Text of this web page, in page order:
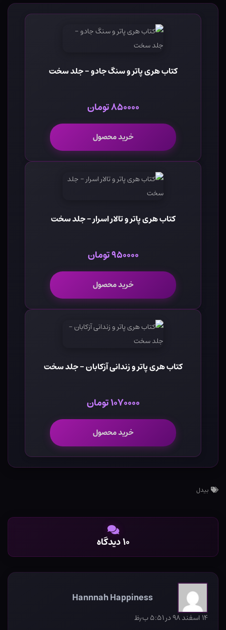
کتاب هری پاتر و سنگ جادو - جلد سخت
۸۵۰۰۰۰ تومان
خرید محصول
کتاب هری پاتر و تالار اسرار - جلد سخت
۹۵۰۰۰۰ تومان
خرید محصول
کتاب هری پاتر و زندانی آزکابان - جلد سخت
۱۰۷۰۰۰۰ تومان
خرید محصول
بیدل
۱۰ دیدگاه
Hannnah Happiness
۱۴ اسفند ۹۸ در ۵:۵۱ ب٫ظ